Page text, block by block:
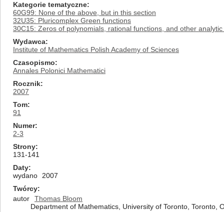
Kategorie tematyczne
60G99: None of the above, but in this section
32U35: Pluricomplex Green functions
30C15: Zeros of polynomials, rational functions, and other
Wydawca
Institute of Mathematics Polish Academy of Sciences
Czasopismo
Annales Polonici Mathematici
Rocznik
2007
Tom
91
Numer
2-3
Strony
131-141
Daty
wydano
2007
Twórcy
autor
Thomas Bloom
Department of Mathematics, University of Toronto, Toronto,